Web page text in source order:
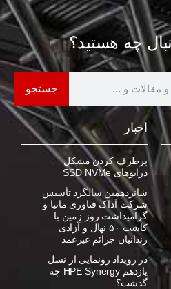
چه هستید؟
جستجو
اخبار
برطرف کردن مشکل
درایوهای SSD NVMe
شانزدهمین سالگرد تأسیس
شرکت آداک فناوری مانیا و
گرامیداشت روز زمین با
کاشت ۵۰ نهال و آزادی
زندانیان جرائم غیرعمد
در رویداد رونمایی از نسل
یازدهم HPE Synergy چه
گذشت؟